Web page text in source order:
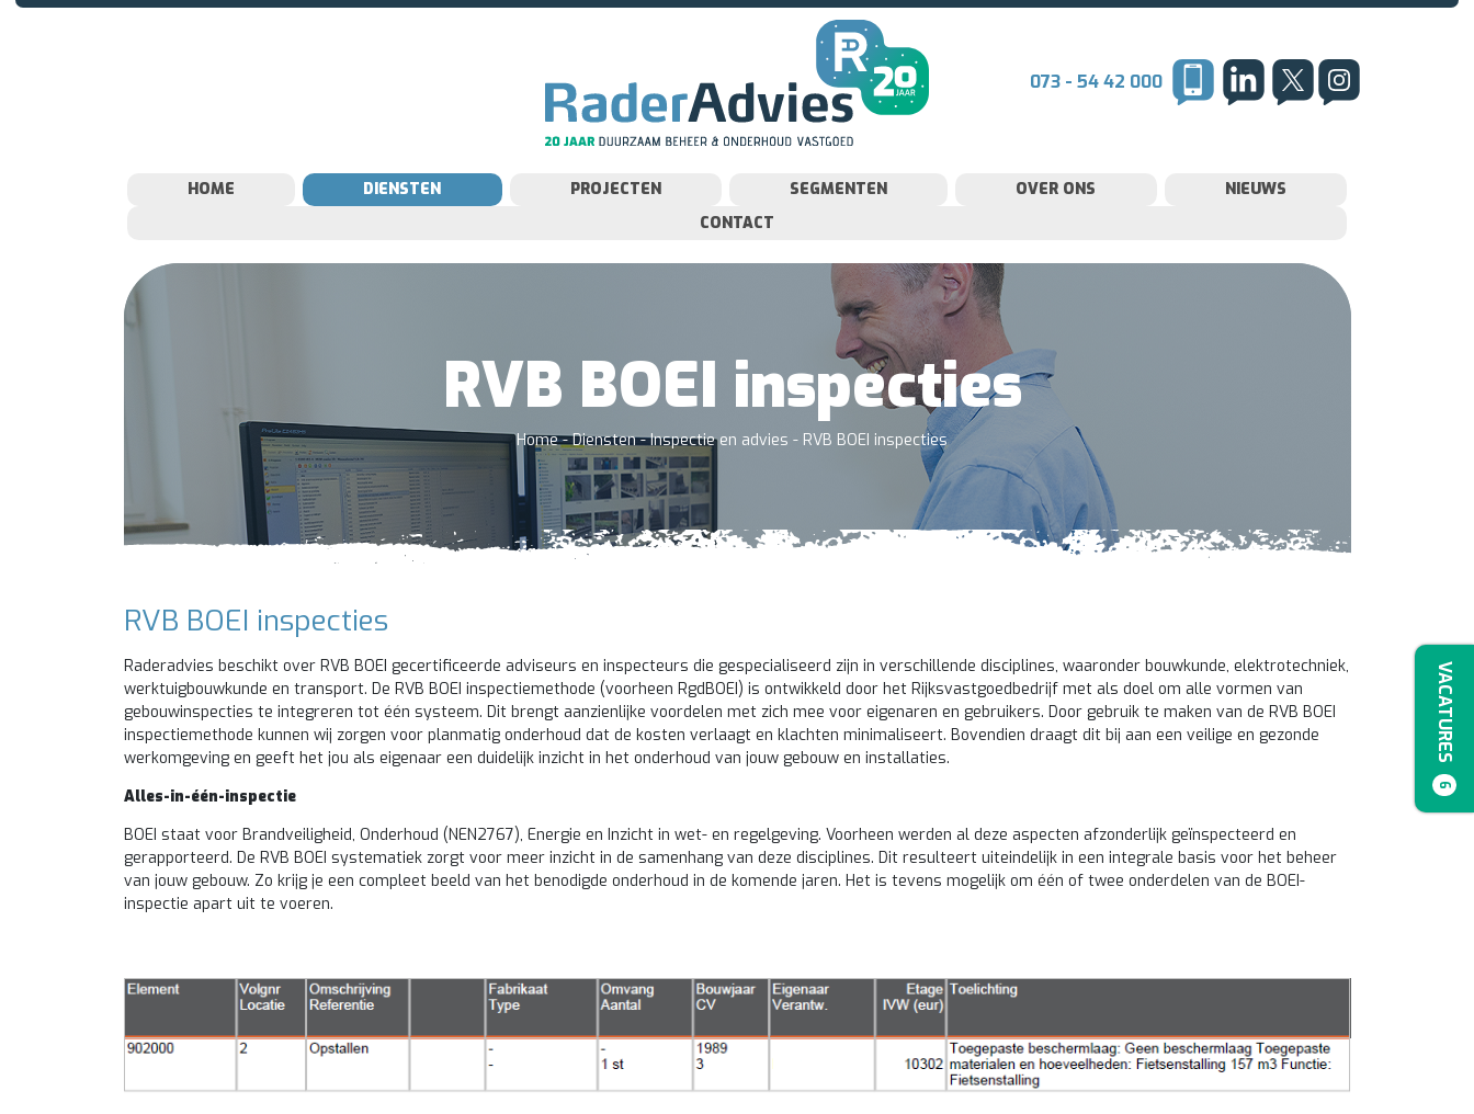
073 - 54 42 000
HOME DIENSTEN PROJECTEN SEGMENTEN OVER ONS
NIEUWS
CONTACT
VACATURES
6
RVB BOEI inspecties
Home- Diensten- Inspectie en advies - RVB BOEI inspecties
RVB BOEI inspecties
Raderadvies beschikt over RVB BOEI gecertificeerde adviseurs en inspecteurs die gespecialiseerd zijn in verschillende disciplines, waaronder bouwkunde, elektrotechniek,
werktuigbouwkunde en transport. De RVB BOEI inspectiemethode (voorheen RgdBOEI) is ontwikkeld door het Rijksvastgoedbedrijf met als doel om alle vormen van
gebouwinspecties te integreren tot één systeem. Dit brengt aanzienlijke voordelen met zich mee voor eigenaren en gebruikers. Door gebruik te maken van de RVB BOEI
inspectiemethode kunnen wij zorgen voor planmatig onderhoud dat de kosten verlaagt en klachten minimaliseert. Bovendien draagt dit bij aan een veilige en gezonde
werkomgeving en geeft het jou als eigenaar een duidelijk inzicht in het onderhoud van jouw gebouw en installaties.
Alles-in-één-inspectie
BOEI staat voor Brandveiligheid, Onderhoud (NEN2767), Energie en Inzicht in wet- en regelgeving. Voorheen werden al deze aspecten afzonderlijk geïnspecteerd en
gerapporteerd. De RVB BOEI systematiek zorgt voor meer inzicht in de samenhang van deze disciplines. Dit resulteert uiteindelijk in een integrale basis voor het beheer
van jouw gebouw. Zo krijg je een compleet beeld van het benodigde onderhoud in de komende jaren. Het is tevens mogelijk om één of twee onderdelen van de BOEI-
inspectie apart uit te voeren.